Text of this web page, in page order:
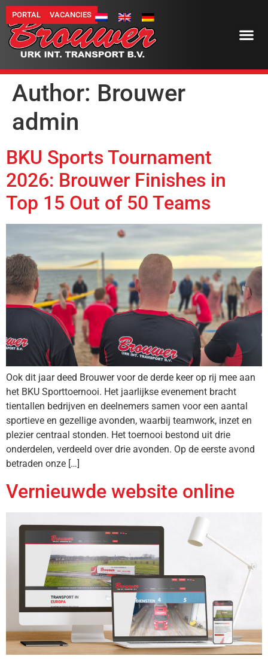
PORTAL VACANCIES
Author: Brouwer
admin
BKU Sports Tournament
2026: Brouwer Finishes in
Top 15 Out of 50 Teams
Ook dit jaar deed Brouwer voor de derde keer op rij mee aan
het BKU Sporttoernooi. Het jaarlijkse evenement bracht
tientallen bedrijven en deelnemers samen voor een aantal
sportieve en gezellige avonden, waarbij teamwork, inzet en
plezier centraal stonden. Het toernooi bestond uit drie
onderdelen, verdeeld over drie avonden. Op de eerste avond
betraden onze […]
Vernieuwde website online